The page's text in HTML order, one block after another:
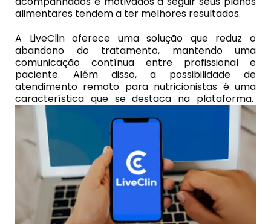
alimentares tendem a ter melhores resultados.
A LiveClin oferece uma solução que reduz o
abandono do tratamento, mantendo uma
comunicação contínua entre profissional e
paciente. Além disso, a possibilidade de
atendimento remoto para nutricionistas é uma
característica que se destaca na plataforma.